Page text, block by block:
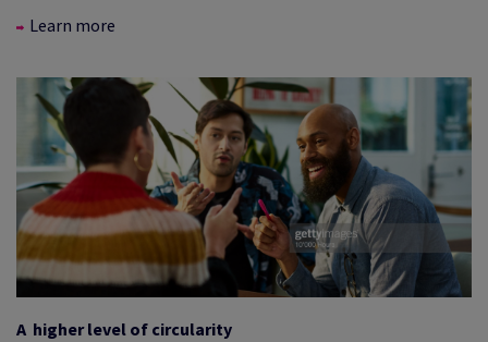
Learn more
A higher level of circularity